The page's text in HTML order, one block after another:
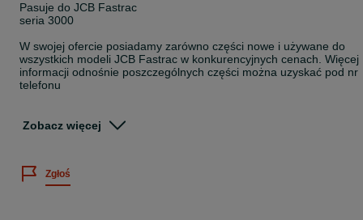
Pasuje do JCB Fastrac
seria 3000
W swojej ofercie posiadamy zarówno części nowe i używane do
wszystkich modeli JCB Fastrac w konkurencyjnych cenach. Więcej
informacji odnośnie poszczególnych części można uzyskać pod nr
telefonu
zapewniamy solidną i fachową obsługę oraz możliwie szybką
Wystarczy podać nr. VIN danej maszyny oraz krótki opis szukanej
części.
Zobacz więcej
Zgłoś